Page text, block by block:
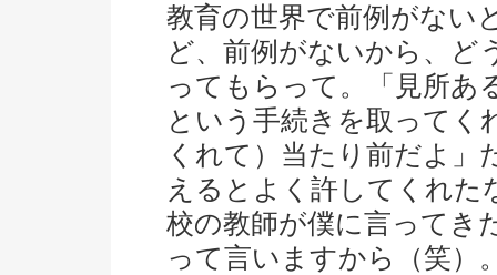
教育の世界で前例がない
ど、前例がないから、ど
ってもらって。「見所あ
という手続きを取ってく
くれて）当たり前だよ」
えるとよく許してくれた
校の教師が僕に言ってき
って言いますから（笑）